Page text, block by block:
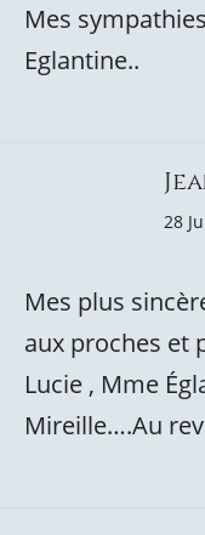
Mes
Eglantine..
28
Mes plus
aux proches et
Lucie , Mme
Mireille….Au